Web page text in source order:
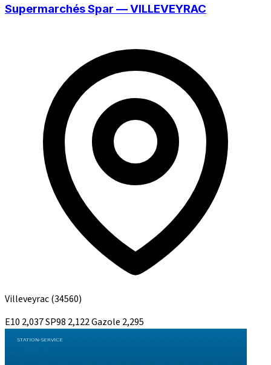
Supermarchés Spar — VILLEVEYRAC
Villeveyrac(34560)
E10 2,037SP98 2,122Gazole 2,295